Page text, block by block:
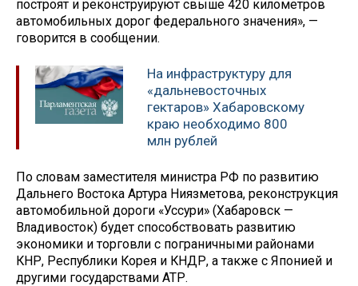
построят и реконструируют свыше 420 километров
автомобильных дорог федерального значения», —
говорится в сообщении.
На инфраструктуру для
«дальневосточных
гектаров» Хабаровскому
краю необходимо 800
млн рублей
По словам заместителя министра РФ по развитию
Дальнего Востока Артура Ниязметова, реконструкция
автомобильной дороги «Уссури» (Хабаровск —
Владивосток) будет способствовать развитию
экономики и торговли с пограничными районами
КНР, Республики Корея и КНДР, а также с Японией и
другими государствами АТР.